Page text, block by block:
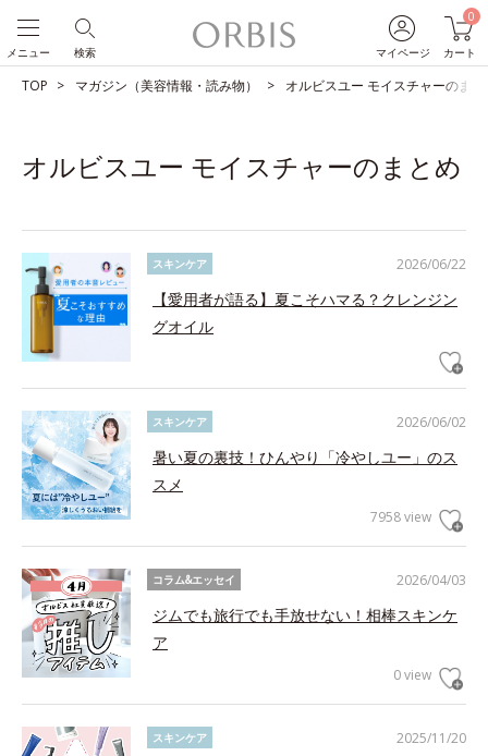
マイページ
0
カート
検索
メニュー
TOP マガジン（美容情報・読み物） オルビスユー モイスチャーのまと
オルビスユー モイスチャーのまとめ
2026/06/22
スキンケア
【愛用者が語る】夏こそハマる？クレンジン
グオイル
2026/06/02
スキンケア
暑い夏の裏技！ひんやり「冷やしユー」のス
スメ
7958 view
2026/04/03
コラム&エッセイ
ジムでも旅行でも手放せない！相棒スキンケ
ア
0 view
2025/11/20
スキンケア